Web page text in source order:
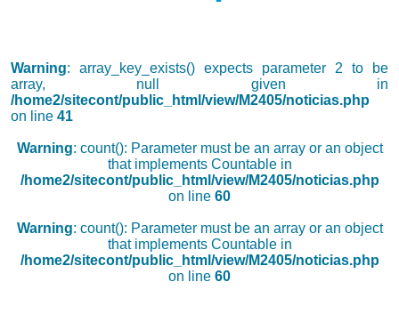
Warning: array_key_exists() expects parameter 2 to be
array, null given in
/home2/sitecont/public_html/view/M2405/noticias.php
on line 41
Warning: count(): Parameter must be an array or an object
that implements Countable in
/home2/sitecont/public_html/view/M2405/noticias.php
on line 60
Warning: count(): Parameter must be an array or an object
that implements Countable in
/home2/sitecont/public_html/view/M2405/noticias.php
on line 60